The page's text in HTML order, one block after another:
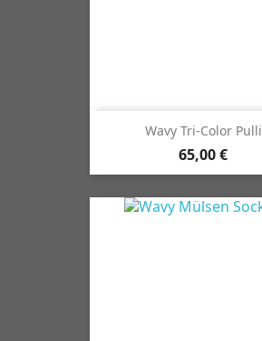
Wavy Tri-Color Pulli
65,00 €